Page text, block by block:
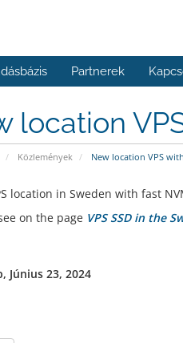
Partnerek
location
Közlemények New location VPS
location in Sweden with fast
on the page VPS SSD in the
Június 23, 2024